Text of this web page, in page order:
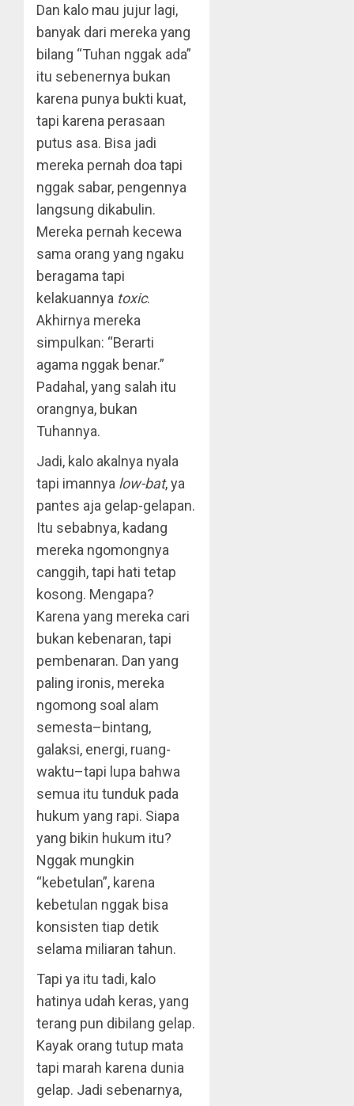
Dan kalo mau jujur lagi,
banyak dari mereka yang
bilang “Tuhan nggak ada”
itu sebenernya bukan
karena punya bukti kuat,
tapi karena perasaan
putus asa. Bisa jadi
mereka pernah doa tapi
nggak sabar, pengennya
langsung dikabulin.
Mereka pernah kecewa
sama orang yang ngaku
beragama tapi
kelakuannya toxic.
Akhirnya mereka
simpulkan: “Berarti
agama nggak benar.”
Padahal, yang salah itu
orangnya, bukan
Tuhannya.
Jadi, kalo akalnya nyala
tapi imannya low-bat, ya
pantes aja gelap-gelapan.
Itu sebabnya, kadang
mereka ngomongnya
canggih, tapi hati tetap
kosong. Mengapa?
Karena yang mereka cari
bukan kebenaran, tapi
pembenaran. Dan yang
paling ironis, mereka
ngomong soal alam
semesta–bintang,
galaksi, energi, ruang-
waktu–tapi lupa bahwa
semua itu tunduk pada
hukum yang rapi. Siapa
yang bikin hukum itu?
Nggak mungkin
“kebetulan”, karena
kebetulan nggak bisa
konsisten tiap detik
selama miliaran tahun.
Tapi ya itu tadi, kalo
hatinya udah keras, yang
terang pun dibilang gelap.
Kayak orang tutup mata
tapi marah karena dunia
gelap. Jadi sebenarnya,